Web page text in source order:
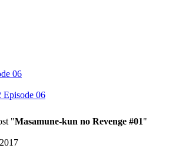
06
Episode 06
"Masamune-kun no Revenge #01"